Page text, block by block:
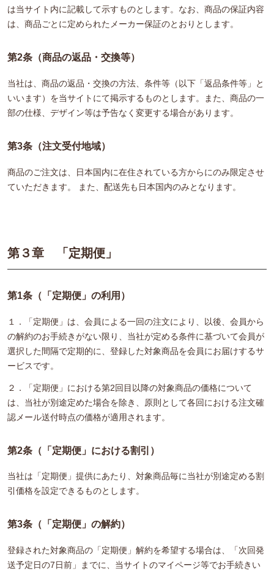
は当サイト内に記載して示すものとします。なお、商品の保証内容
は、商品ごとに定められたメーカー保証のとおりとします。
第2条（商品の返品・交換等）
当社は、商品の返品・交換の方法、条件等（以下「返品条件等」と
いいます）を当サイトにて掲示するものとします。また、商品の一
部の仕様、デザイン等は予告なく変更する場合があります。
第3条（注文受付地域）
商品のご注文は、日本国内に在住されている方からにのみ限定させ
ていただきます。 また、配送先も日本国内のみとなります。
第３章 「定期便」
第1条（「定期便」の利用）
１．「定期便」は、会員による一回の注文により、以後、会員から
の解約のお手続きがない限り、当社が定める条件に基づいて会員が
選択した間隔で定期的に、登録した対象商品を会員にお届けするサ
ービスです。
２．「定期便」における第2回目以降の対象商品の価格について
は、当社が別途定めた場合を除き、原則として各回における注文確
認メール送付時点の価格が適用されます。
第2条（「定期便」における割引）
当社は「定期便」提供にあたり、対象商品毎に当社が別途定める割
引価格を設定できるものとします。
第3条（「定期便」の解約）
登録された対象商品の「定期便」解約を希望する場合は、「次回発
送予定日の7日前」までに、当サイトのマイページ等でお手続きい